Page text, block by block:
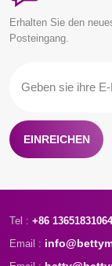
Erhalten Sie den
Posteingang.
EINREICHEN
Tel : +86 13651831064
Email :